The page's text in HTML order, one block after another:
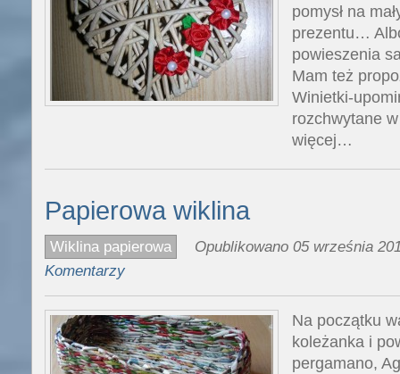
pomysł na
prezentu…
powieszenia
Mam też
Winietki-
rozchwytane
więcej…
Papierowa wiklina
Wiklina papierowa
Opublikowano 05 września
Komentarzy
Na początku
koleżanka i
pergamano,